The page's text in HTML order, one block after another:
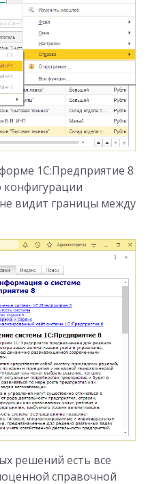
1С:Предприятие 8
конфигурации
видит границы между
решений есть все
справочной